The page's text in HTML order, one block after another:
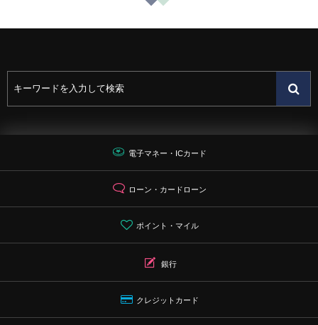
電子マネー・ICカード
ローン・カードローン
ポイント・マイル
銀行
クレジットカード